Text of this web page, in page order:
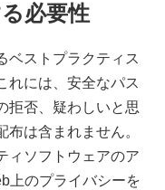
必要性
ストプラクティス
れには、安全なパス
拒否、疑わしいと思
は含まれません。
ィソフトウェアのア
上のプライバシーを